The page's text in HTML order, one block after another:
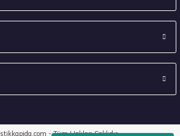
WP52+ Kış 2025
- Tüm Hakları Saklıdır.